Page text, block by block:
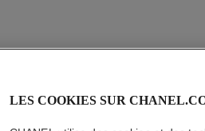
LES COOKIES SUR